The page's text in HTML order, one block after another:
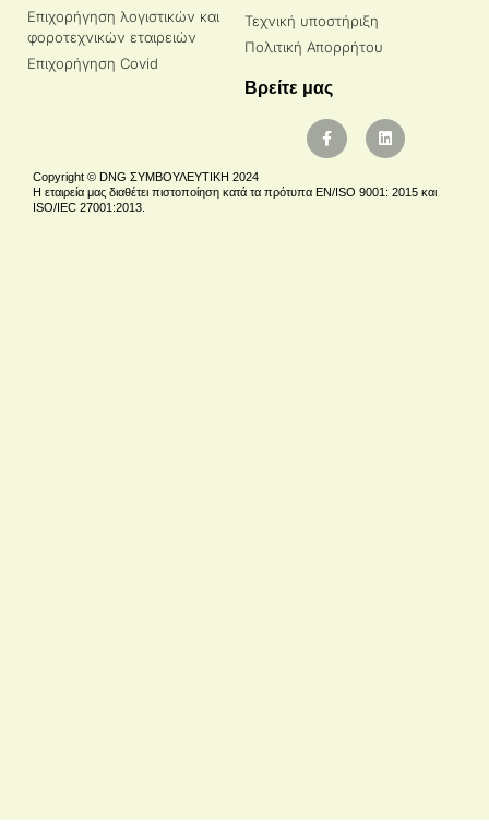
Επιχορήγηση λογιστικών και
φοροτεχνικών εταιρειών
Επιχορήγηση Covid
Τεχνική υποστήριξη
Πολιτική Απορρήτου
Βρείτε μας
Copyright © DNG ΣΥΜΒΟΥΛΕΥΤΙΚΗ 2024
Η εταιρεία μας διαθέτει πιστοποίηση κατά τα πρότυπα EN/ISO 9001: 2015 και
ISO/IEC 27001:2013.